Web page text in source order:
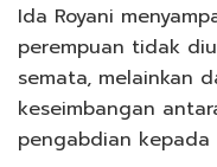
Ida Royani
perempuan tidak
semata, melainkan
keseimbangan
pengabdian kepada